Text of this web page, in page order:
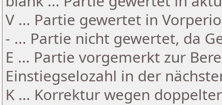
V ... Partie gewertet in
- ... Partie nicht gewertet, da
E ... Partie vorgemerkt zur
Einstiegselozahl in der
K ... Korrektur wegen